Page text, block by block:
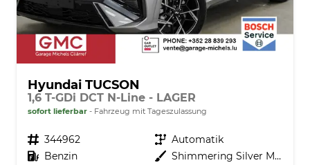
Hyundai TUCSON
1,6 T-GDi DCT N-Line - LAGER
sofort lieferbar Fahrzeug mit Tageszulassung
Fahrzeugnr. 344962 Getriebe Automatik
Kraftstoff Benzin Außenfarbe
Shimmering Silver Metallic ()